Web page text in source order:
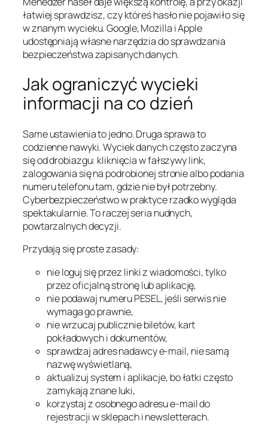
łatwiej sprawdzisz, czy któreś hasło nie pojawiło się
w znanym wycieku. Google, Mozilla i Apple
udostępniają własne narzędzia do sprawdzania
bezpieczeństwa zapisanych danych.
Jak ograniczyć wycieki
informacji na co dzień
Same ustawienia to jedno. Druga sprawa to
codzienne nawyki. Wyciek danych często zaczyna
się od drobiazgu: kliknięcia w fałszywy link,
zalogowania się na podrobionej stronie albo podania
numeru telefonu tam, gdzie nie był potrzebny.
Cyberbezpieczeństwo w praktyce rzadko wygląda
spektakularnie. To raczej seria nudnych,
powtarzalnych decyzji.
Przydają się proste zasady:
nie loguj się przez linki z wiadomości, tylko
przez oficjalną stronę lub aplikację,
nie podawaj numeru PESEL, jeśli serwis nie
wymaga go prawnie,
nie wrzucaj publicznie biletów, kart
pokładowych i dokumentów,
sprawdzaj adres nadawcy e-mail, nie samą
nazwę wyświetlaną,
aktualizuj system i aplikacje, bo łatki często
zamykają znane luki,
korzystaj z osobnego adresu e-mail do
rejestracji w sklepach i newsletterach.